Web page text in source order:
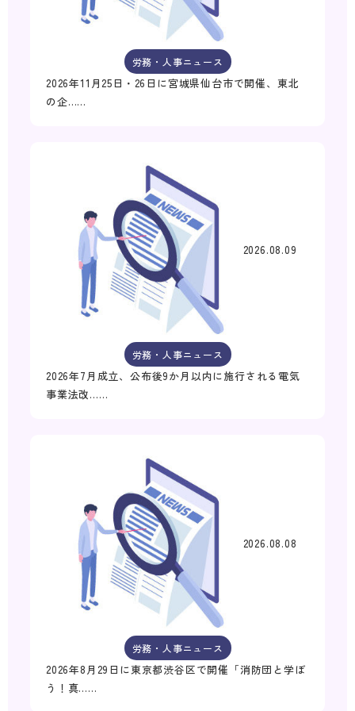
労務・人事ニュース
2026年11月25日・26日に宮城県仙台市で開催、東北
の企……
2026.08.09
労務・人事ニュース
2026年7月成立、公布後9か月以内に施行される電気
事業法改……
2026.08.08
労務・人事ニュース
2026年8月29日に東京都渋谷区で開催「消防団と学ぼ
う！真……